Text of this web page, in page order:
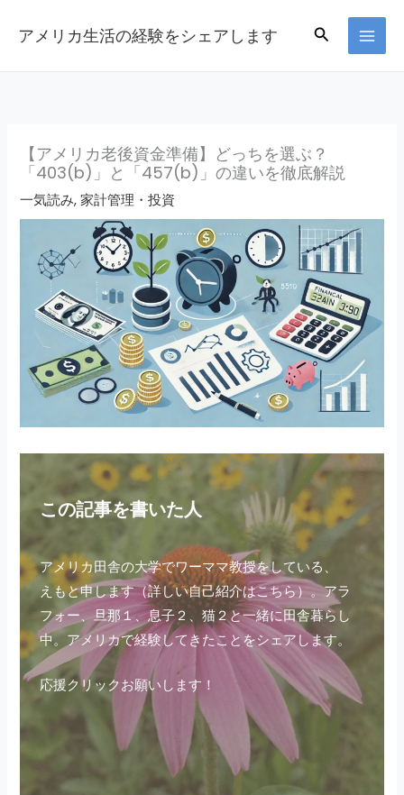
アメリカ生活の経験をシェアします Search
【アメリカ老後資金準備】どっちを選ぶ？
「403(b)」と「457(b)」の違いを徹底解説
一気読み,家計管理・投資
この記事を書いた人
アメリカ田舎の大学でワーママ教授をしている、
えもと申します（詳しい自己紹介はこちら）。アラ
フォー、旦那１、息子２、猫２と一緒に田舎暮らし
中。アメリカで経験してきたことをシェアします。
応援クリックお願いします！